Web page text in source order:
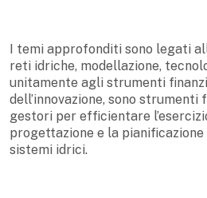
I temi approfonditi sono legati
reti idriche, modellazione,
unitamente agli strumenti
dell’innovazione, sono
gestori per efficientare
progettazione e la
sistemi idrici.